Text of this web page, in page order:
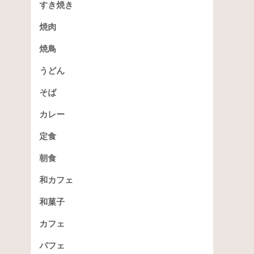
すき焼き
焼肉
焼鳥
うどん
そば
カレー
定食
朝食
和カフェ
和菓子
カフェ
パフェ